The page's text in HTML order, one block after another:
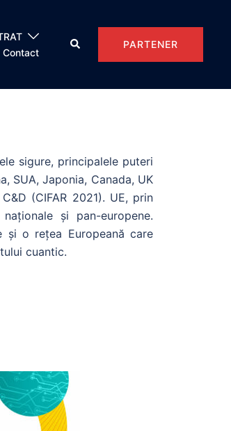
Contact
PARTENER
sigure, principalele puteri
SUA, Japonia, Canada, UK
(CIFAR 2021). UE, prin
și pan-europene.
și o rețea Europeană care
cuantic.